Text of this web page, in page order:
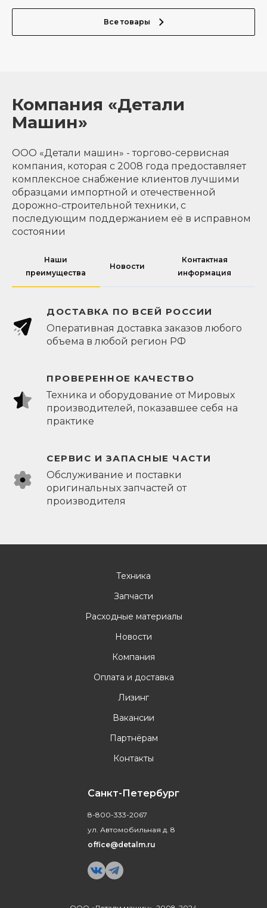
Все товары
Компания «Детали
Машин»
ООО «Детали машин» - торгово-сервисная
компания, которая с 2008 года предоставляет
комплексное снабжение клиентов лучшими
образцами импортной и отечественной
дорожно-строительной техники, с
последующим поддержанием её в исправном
состоянии
Наши
преимущества
Новости
Контактная
информация
ДОСТАВКА ПО ВСЕЙ РОССИИ
Оперативная доставка заказов любого
объема в любой регион РФ
ПРОВЕРЕННОЕ КАЧЕСТВО
Техника и оборудование от Мировых
производителей, показавшее себя на
практике
СЕРВИС И ЗАПАСНЫЕ ЧАСТИ
Обслуживание и поставки
оригинальных запчастей от
производителя
Техника
Запчасти
Расходные материалы
Новости
Компания
Оплата и доставка
Лизинг
Вакансии
Партнёрам
Контакты
Санкт-Петербург
8-800-333-2067
ул. Автомобильная д. 8
office@detalm.ru